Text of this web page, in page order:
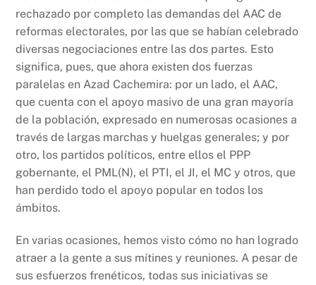
rechazado por completo las demandas del AAC de
reformas electorales, por las que se habían celebrado
diversas negociaciones entre las dos partes. Esto
significa, pues, que ahora existen dos fuerzas
paralelas en Azad Cachemira: por un lado, el AAC,
que cuenta con el apoyo masivo de una gran mayoría
de la población, expresado en numerosas ocasiones a
través de largas marchas y huelgas generales; y por
otro, los partidos políticos, entre ellos el PPP
gobernante, el PML(N), el PTI, el JI, el MC y otros, que
han perdido todo el apoyo popular en todos los
ámbitos.
En varias ocasiones, hemos visto cómo no han logrado
atraer a la gente a sus mítines y reuniones. A pesar de
sus esfuerzos frenéticos, todas sus iniciativas se